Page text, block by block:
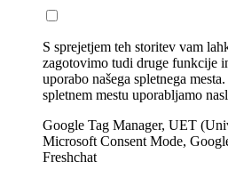
S sprejetjem teh storitev vam
zagotovimo tudi druge funkcije
uporabo našega spletnega
spletnem mestu uporabljamo
Google Tag Manager, UET
Microsoft Consent Mode,
Freshchat